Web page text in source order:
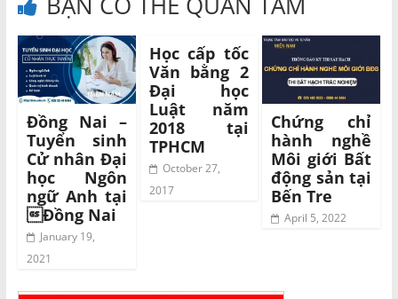
Đồng Nai –
Tuyển sinh
Cử nhân Đại
học Ngôn
ngữ Anh tại
Đồng Nai
January 19,
2021
Học cấp tốc
Văn bằng 2
Đại học
Luật năm
2018 tại
TPHCM
October 27,
2017
Chứng chỉ
hành nghề
Môi giới Bất
động sản tại
Bến Tre
April 5, 2022